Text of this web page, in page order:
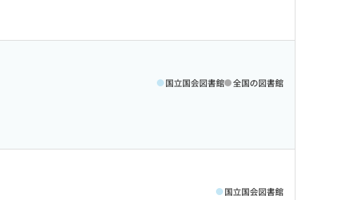
国立国会図書館 全国の図書館
国立国会図書館